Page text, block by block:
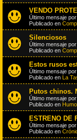
VENDO
Último mensaje por
Publicado en
Silenciosos
Último mensaje por
Publicado en
Estos rusos
Último mensaje por
Publicado en La
Putos chinos.
Último mensaje por
Publicado en
ESTRENO DE
Último mensaje por
Publicado en